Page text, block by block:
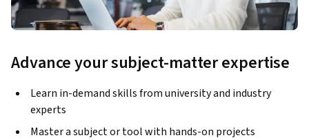
Advance your subject-matter expertise
Learn in-demand skills from university and industry
experts
Master a subject or tool with hands-on projects